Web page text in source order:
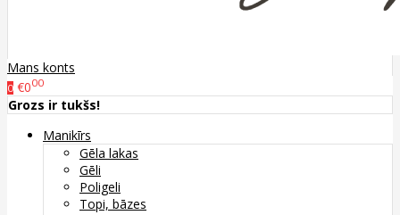
Mans konts
0 €000
Grozs ir tukšs!
Manikīrs
Gēla lakas
Gēli
Poligeli
Topi, bāzes